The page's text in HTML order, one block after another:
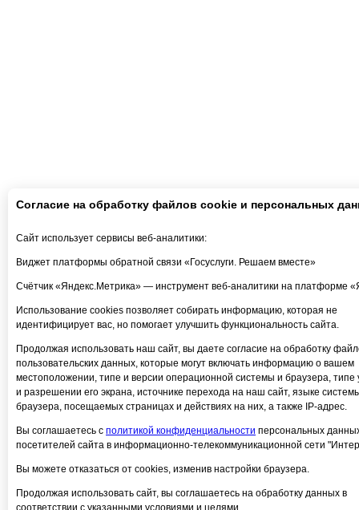
Согласие на обработку файлов cookie и персональных
Сайт использует сервисы веб-аналитики:
Виджет платформы обратной связи «Госуслуги. Решаем вместе»
Счётчик «Яндекс.Метрика» — инструмент веб-аналитики на платформе
Использование cookies позволяет собирать информацию, которая не
идентифицирует вас, но помогает улучшить функциональность сайта.
Продолжая использовать наш сайт, вы даете согласие на обработку
пользовательских данных, которые могут включать информацию о вашем
местоположении, типе и версии операционной системы и браузера, типе
и разрешении его экрана, источнике перехода на наш сайт, языке
браузера, посещаемых страницах и действиях на них, а также IP-адрес.
Вы соглашаетесь с политикой конфиденциальности персональных
посетителей сайта в информационно-телекоммуникационной сети
Вы можете отказаться от cookies, изменив настройки браузера.
Продолжая использовать сайт, вы соглашаетесь на обработку данных в
соответствии с указанными условиями и целями.